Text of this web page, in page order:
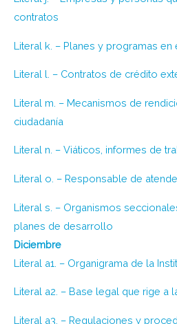
contratos
Literal k. – Planes y programas en
Literal l. – Contratos de crédito
Literal m. – Mecanismos de
ciudadanía
Literal n. – Viáticos, informes de
Literal o. – Responsable de
Literal s. – Organismos
planes de desarrollo
Diciembre
Literal a1. – Organigrama de la
Literal a2. – Base legal que rige a
Literal a3. – Regulaciones y